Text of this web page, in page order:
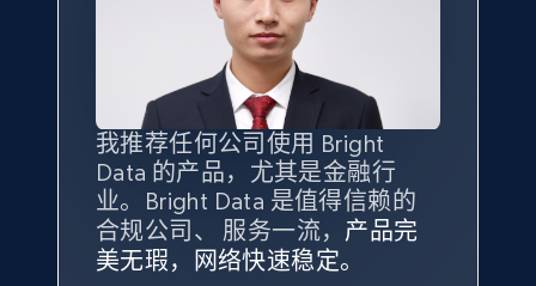
posted, Photos, URL, Quoted post, and more.
1.2K+
X (formerly Twitter) - Posts - Collecting
Twitter posts URLs
ID, User posted, Name, Description, Date
我推荐任何公司使用 Bright
Data 的产品，尤其是金融行
业。Bright Data 是值得信赖的
合规公司、 服务一流， 产品完
美无瑕，网络快速稳定。
Bright Data 拥有自有代理基础
设施，助您持续获取网络数据。
根据我的使用体验，Bright Data
的服务价值不可估量。Bright
最重要的是拥有质量 最好、
最多的数据，而这正是 Bright
Data 和 tgndata 发挥作用的地
方。
我们对 Bright Data 的可靠性印
象深刻，对整体服务也非常满
我们对与 Bright Data 的合作感
到非常满意。各方面都很不错，